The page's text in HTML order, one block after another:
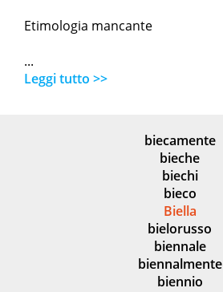
Etimologia mancante
...
Leggi tutto >>
biecamente
bieche
biechi
bieco
Biella
bielorusso
biennale
biennalmente
biennio